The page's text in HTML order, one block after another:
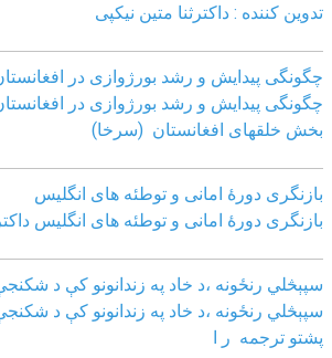
تدوین کننده : داکترثنا متین نیکپی
چگونگی پیدایش و رشد بورژوازی در
چگونگی پیدایش و رشد بورژوازی در
بخش خلقهای افغانستان (سرخا)
بازنگرى دورۀ امانى و توطئه هاى انگليس
بازنگرى دورۀ امانى و توطئه هاى انگليس
سپېڅلي رنځونه ،د خاد په زندانونو کې د
سپېڅلي رنځونه ،د خاد په زندانونو کې د
پشتو ترجمه ر ا